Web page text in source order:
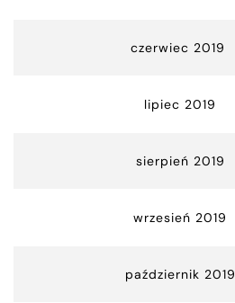
czerwiec 2019
lipiec 2019
sierpień 2019
wrzesień 2019
październik 2019